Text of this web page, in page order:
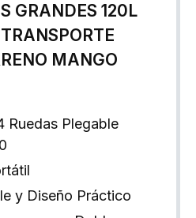
GRANDES 120L
MANGO
Ruedas Plegable
y Diseño Práctico